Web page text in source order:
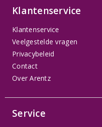
Klantenservice
Klantenservice
Veelgestelde vragen
Privacybeleid
Contact
Over Arentz
Service